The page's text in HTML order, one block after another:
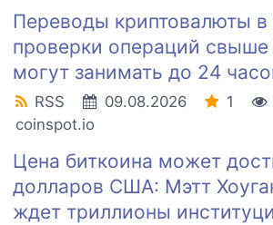
Переводы криптовалюты в
проверки операций свыше
могут занимать до 24
RSS 09.08.2026 1
coinspot.io
Цена биткоина может
долларов США: Мэтт
ждет триллионы